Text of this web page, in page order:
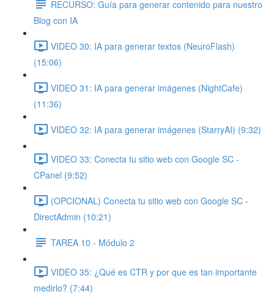
RECURSO: Guía para generar contenido para nuestro
Blog con IA
VIDEO 30: IA para generar textos (NeuroFlash)
(15:06)
VIDEO 31: IA para generar imágenes (NightCafe)
(11:36)
VIDEO 32: IA para generar imágenes (StarryAI) (9:32)
VIDEO 33: Conecta tu sitio web con Google SC -
CPanel (9:52)
(OPCIONAL) Conecta tu sitio web con Google SC -
DirectAdmin (10:21)
TAREA 10 - Módulo 2
VIDEO 35: ¿Qué es CTR y por que es tan importante
medirlo? (7:44)